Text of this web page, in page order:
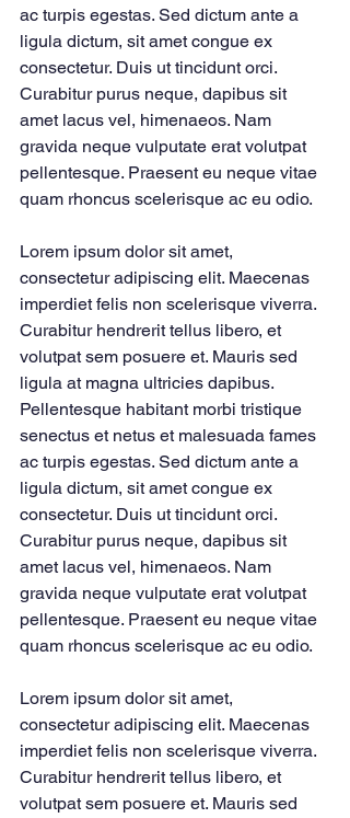
ac turpis egestas. Sed dictum ante a
ligula dictum, sit amet congue ex
consectetur. Duis ut tincidunt orci.
Curabitur purus neque, dapibus sit
amet lacus vel, himenaeos. Nam
gravida neque vulputate erat volutpat
pellentesque. Praesent eu neque vitae
quam rhoncus scelerisque ac eu odio.
Lorem ipsum dolor sit amet,
consectetur adipiscing elit. Maecenas
imperdiet felis non scelerisque viverra.
Curabitur hendrerit tellus libero, et
volutpat sem posuere et. Mauris sed
ligula at magna ultricies dapibus.
Pellentesque habitant morbi tristique
senectus et netus et malesuada fames
ac turpis egestas. Sed dictum ante a
ligula dictum, sit amet congue ex
consectetur. Duis ut tincidunt orci.
Curabitur purus neque, dapibus sit
amet lacus vel, himenaeos. Nam
gravida neque vulputate erat volutpat
pellentesque. Praesent eu neque vitae
quam rhoncus scelerisque ac eu odio.
Lorem ipsum dolor sit amet,
consectetur adipiscing elit. Maecenas
imperdiet felis non scelerisque viverra.
Curabitur hendrerit tellus libero, et
volutpat sem posuere et. Mauris sed